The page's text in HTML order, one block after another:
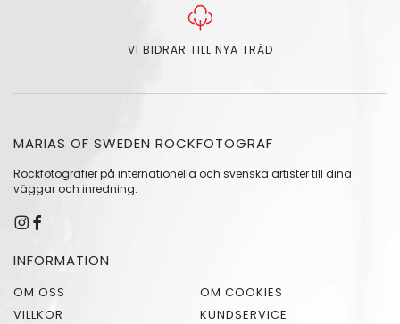
VI BIDRAR TILL NYA TRÄD
MARIAS OF SWEDEN ROCKFOTOGRAF
Rockfotografier på internationella och svenska artister till dina
väggar och inredning.
INFORMATION
OM OSS
OM COOKIES
VILLKOR
KUNDSERVICE